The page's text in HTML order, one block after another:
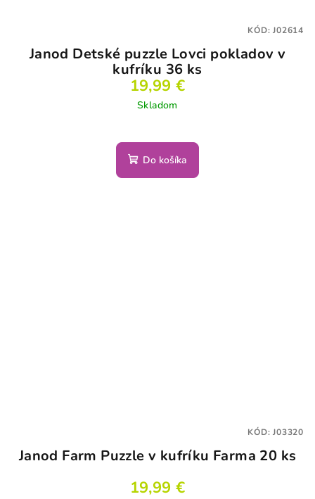
Janod Detské puzzle Lovci pokladov v
kufríku 36 ks
19,99 €
Skladom
Do košíka
KÓD:J02614
Janod Farm Puzzle v kufríku Farma 20 ks
19,99 €
KÓD:J03320